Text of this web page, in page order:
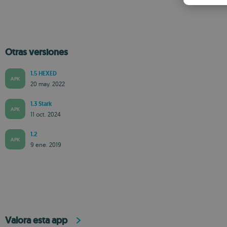
Otras versiones
APK
1.5 HEXED
20 may. 2022
APK
1.3 Stark
11 oct. 2024
APK
1.2
9 ene. 2019
Valora esta app